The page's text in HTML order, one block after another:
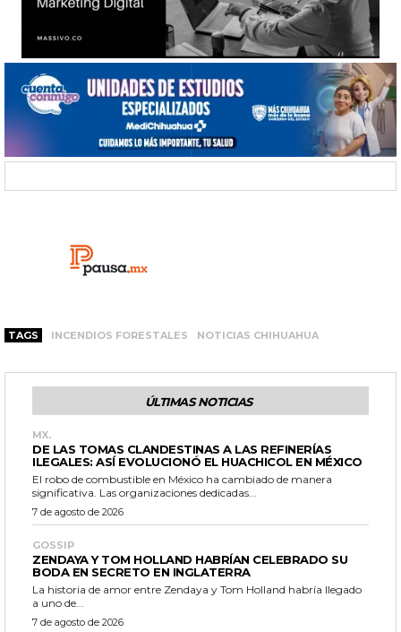
TAGS INCENDIOS FORESTALES NOTICIAS CHIHUAHUA
ÚLTIMAS NOTICIAS
MX.
DE LAS TOMAS CLANDESTINAS A LAS REFINERÍAS
ILEGALES: ASÍ EVOLUCIONÓ EL HUACHICOL EN MÉXICO
El robo de combustible en México ha cambiado de manera
significativa. Las organizaciones dedicadas...
7 de agosto de 2026
GOSSIP
ZENDAYA Y TOM HOLLAND HABRÍAN CELEBRADO SU
BODA EN SECRETO EN INGLATERRA
La historia de amor entre Zendaya y Tom Holland habría llegado
a uno de...
7 de agosto de 2026